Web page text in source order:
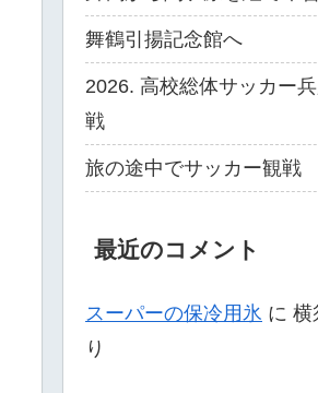
舞鶴引揚記念館へ
2026. 高校総体サッカー
戦
旅の途中でサッカー観戦
最近のコメント
スーパーの保冷用氷 に 横
り